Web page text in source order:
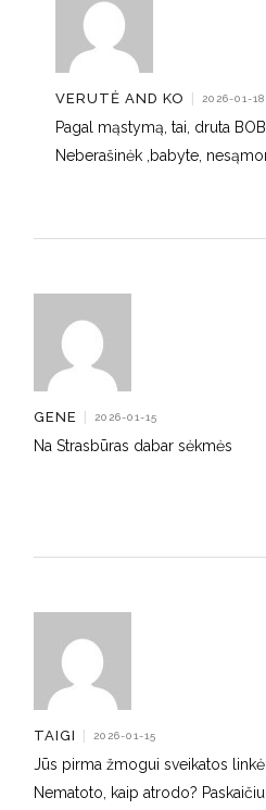
VERUTĖ AND KO | 2026-01-18
Pagal mąstymą, tai, druta
Neberašinėk ,babyte,
GENE | 2026-01-15
Na Strasbūras dabar sėkmės
TAIGI | 2026-01-15
Jūs pirma žmogui sveikatos
Nematoto, kaip atrodo?